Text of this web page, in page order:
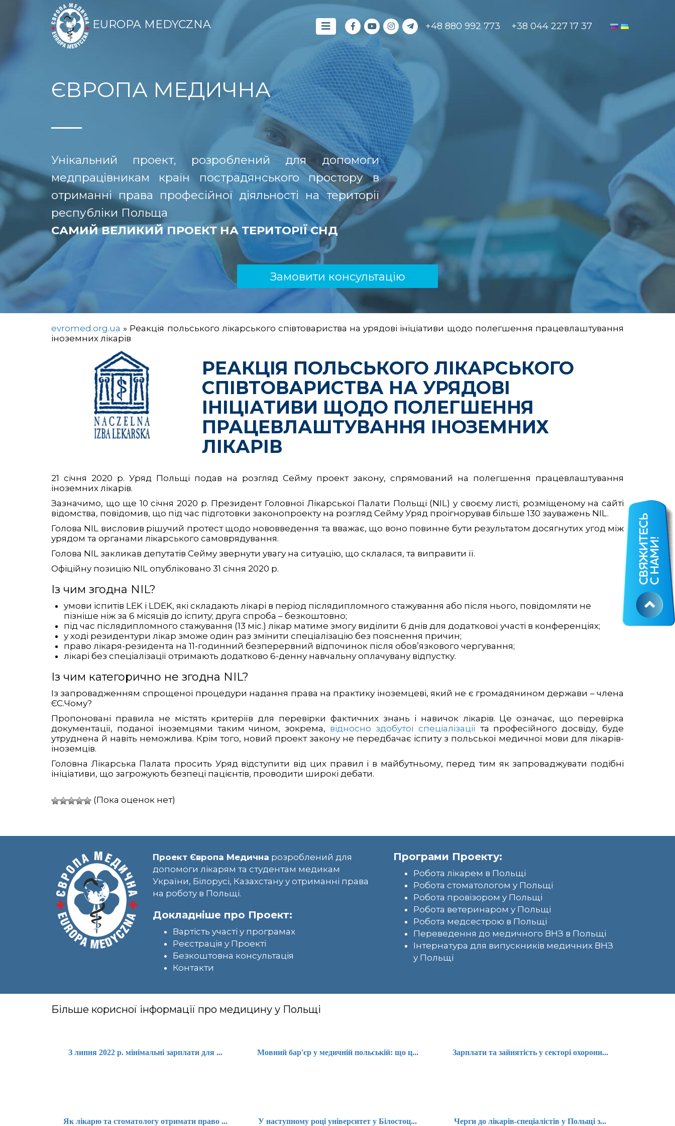
EUROPA MEDYCZNA +48 880 992 773 +38 044 227 17 37
ЄВРОПА МЕДИЧНА
Унікальний проект, розроблений для допомоги
медпрацівникам країн пострадянського простору в
отриманні права професійної діяльності на території
республіки Польща
САМИЙ ВЕЛИКИЙ ПРОЕКТ НА ТЕРИТОРІЇ СНД
Замовити консультацію
evromed.org.ua » Реакція польського лікарського співтовариства на урядові ініціативи щодо полегшення працевлаштування
іноземних лікарів
РЕАКЦІЯ ПОЛЬСЬКОГО ЛІКАРСЬКОГО
СПІВТОВАРИСТВА НА УРЯДОВІ
ІНІЦІАТИВИ ЩОДО ПОЛЕГШЕННЯ
ПРАЦЕВЛАШТУВАННЯ ІНОЗЕМНИХ
ЛІКАРІВ
21 січня 2020 р. Уряд Польщі подав на розгляд Сейму проект закону, спрямований на полегшення працевлаштування
іноземних лікарів.
Зазначимо, що ще 10 січня 2020 р. Президент Головної Лікарської Палати Польщі (NIL) у своєму листі, розміщеному на сайті
відомства, повідомив, що під час підготовки законопроекту на розгляд Сейму Уряд проігнорував більше 130 зауважень NIL.
Голова NIL висловив рішучий протест щодо нововведення та вважає, що воно повинне бути результатом досягнутих угод між
урядом та органами лікарського самоврядування.
Голова NIL закликав депутатів Сейму звернути увагу на ситуацію, що склалася, та виправити її.
Офіційну позицію NIL опубліковано 31 січня 2020 р.
Із чим згодна NIL?
умови іспитів LEK і LDEK, які складають лікарі в період післядипломного стажування або після нього, повідомляти не
пізніше ніж за 6 місяців до іспиту; друга спроба – безкоштовно;
під час післядипломного стажування (13 міс.) лікар матиме змогу виділити 6 днів для додаткової участі в конференціях;
у ході резидентури лікар зможе один раз змінити спеціалізацію без пояснення причин;
право лікаря-резидента на 11-годинний безперервний відпочинок після обов’язкового чергування;
лікарі без спеціалізації отримають додатково 6-денну навчальну оплачувану відпустку.
Із чим категорично не згодна NIL?
Із запровадженням спрощеної процедури надання права на практику іноземцеві, який не є громадянином держави – члена
ЄС.Чому?
Пропоновані правила не містять критеріїв для перевірки фактичних знань і навичок лікарів. Це означає, що перевірка
документації, поданої іноземцями таким чином, зокрема, відносно здобутої спеціалізації та професійного досвіду, буде
утруднена й навіть неможлива. Крім того, новий проект закону не передбачає іспиту з польської медичної мови для лікарів-
іноземців.
Головна Лікарська Палата просить Уряд відступити від цих правил і в майбутньому, перед тим як запроваджувати подібні
ініціативи, що загрожують безпеці пацієнтів, проводити широкі дебати.
(Пока оценок нет)
Проект Європа Медична розроблений для
допомоги лікарям та студентам медикам
України, Білорусі, Казахстану у отриманні права
на роботу в Польщі.
Докладніше про Проект:
Вартість участі у програмах
Реєстрація у Проекті
Безкоштовна консультація
Контакти
Програми Проекту:
Робота лікарем в Польщі
Робота стоматологом у Польщі
Робота провізором у Польщі
Робота ветеринаром у Польщі
Робота медсестрою в Польщі
Переведення до медичного ВНЗ в Польщі
Інтернатура для випускників медичних ВНЗ
у Польщі
Більше корисної інформації про медицину у Польщі
З липня 2022 р. мінімальні зарплати для ... Мовний бар'єр у медичній польській: що ц... Зарплати та зайнятість у секторі охорони...
Як лікарю та стоматологу отримати право ... У наступному році університет у Білостоц... Черги до лікарів-спеціалістів у Польщі з...